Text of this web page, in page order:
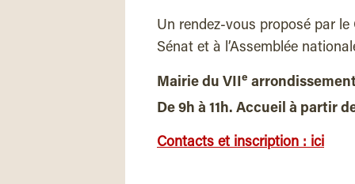
Un rendez-vous proposé par
Sénat et à l’Assemblée
Mairie du VIIe
De 9h à 11h. Accueil à partir
Contacts et inscription : ici